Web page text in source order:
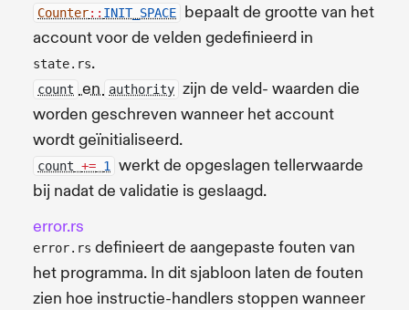
Counter:: INIT_SPACE
bepaalt de grootte van het
account voor de velden gedefinieerd in
state.rs.
count en authority zijn de veld- waarden die
worden geschreven wanneer het account
wordt geïnitialiseerd.
count += 1
werkt de opgeslagen tellerwaarde
bij nadat de validatie is geslaagd.
error.rs
error.rs definieert de aangepaste fouten van
het programma. In dit sjabloon laten de fouten
zien hoe instructie-handlers stoppen wanneer